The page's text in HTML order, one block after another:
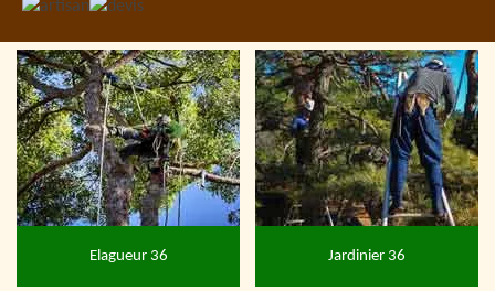
Elagueur 36 Jardinier 36